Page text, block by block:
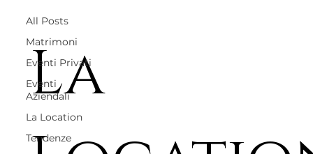
All Posts
Matrimoni
Eventi Privati
Eventi
Aziendali
La Location
Tendenze
La